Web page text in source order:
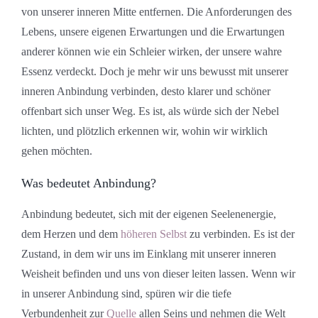
von unserer inneren Mitte entfernen. Die Anforderungen des
Lebens, unsere eigenen Erwartungen und die Erwartungen
anderer können wie ein Schleier wirken, der unsere wahre
Essenz verdeckt. Doch je mehr wir uns bewusst mit unserer
inneren Anbindung verbinden, desto klarer und schöner
offenbart sich unser Weg. Es ist, als würde sich der Nebel
lichten, und plötzlich erkennen wir, wohin wir wirklich
gehen möchten.
Was bedeutet Anbindung?
Anbindung bedeutet, sich mit der eigenen Seelenenergie,
dem Herzen und dem höheren Selbstzu verbinden. Es ist der
Zustand, in dem wir uns im Einklang mit unserer inneren
Weisheit befinden und uns von dieser leiten lassen. Wenn wir
in unserer Anbindung sind, spüren wir die tiefe
Verbundenheit zurQuelleallen Seins und nehmen die Welt